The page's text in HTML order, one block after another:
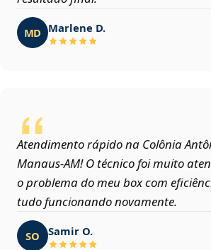
MD Marlene D.
Atendimento rápido na Colônia
Manaus‑AM! O técnico foi muito
o problema do meu box com
tudo funcionando novamente.
SO Samir O.